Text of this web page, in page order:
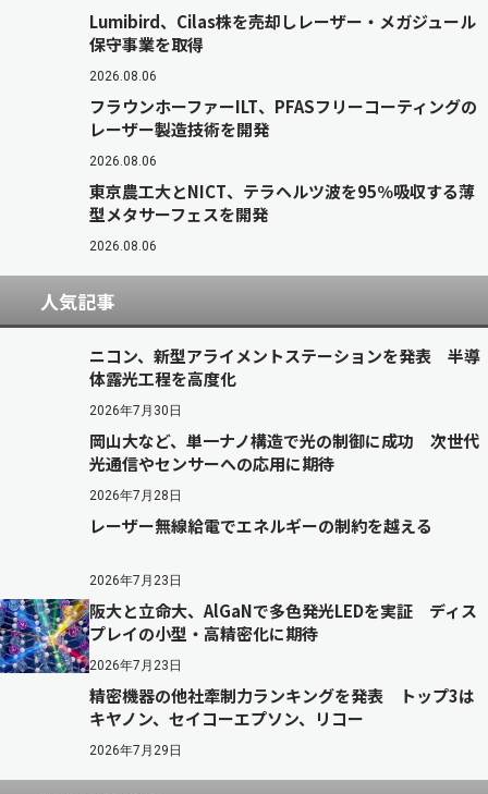
Lumibird、Cilas株を売却しレーザー・メガジュール
保守事業を取得
2026.08.06
フラウンホーファーILT、PFASフリーコーティングの
レーザー製造技術を開発
2026.08.06
東京農工大とNICT、テラヘルツ波を95％吸収する薄
型メタサーフェスを開発
2026.08.06
人気記事
ニコン、新型アライメントステーションを発表 半導
体露光工程を高度化
2026年7月30日
岡山大など、単一ナノ構造で光の制御に成功 次世代
光通信やセンサーへの応用に期待
2026年7月28日
レーザー無線給電でエネルギーの制約を越える
2026年7月23日
阪大と立命大、AlGaNで多色発光LEDを実証 ディス
プレイの小型・高精密化に期待
2026年7月23日
精密機器の他社牽制力ランキングを発表 トップ3は
キヤノン、セイコーエプソン、リコー
2026年7月29日